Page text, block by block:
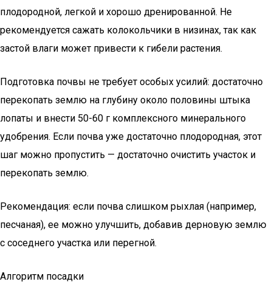
плодородной, легкой и хорошо дренированной. Не
рекомендуется сажать колокольчики в низинах, так как
застой влаги может привести к гибели растения.
Подготовка почвы не требует особых усилий: достаточно
перекопать землю на глубину около половины штыка
лопаты и внести 50-60 г комплексного минерального
удобрения. Если почва уже достаточно плодородная, этот
шаг можно пропустить — достаточно очистить участок и
перекопать землю.
Рекомендация: если почва слишком рыхлая (например,
песчаная), ее можно улучшить, добавив дерновую землю
с соседнего участка или перегной.
Алгоритм посадки